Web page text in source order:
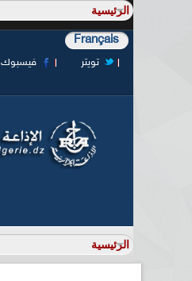
Français
فيسبوك
تويتر